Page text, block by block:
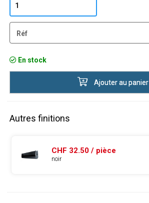
Réf
En stock
Ajouter au panier
Autres finitions
CHF 32.50 / pièce
noir